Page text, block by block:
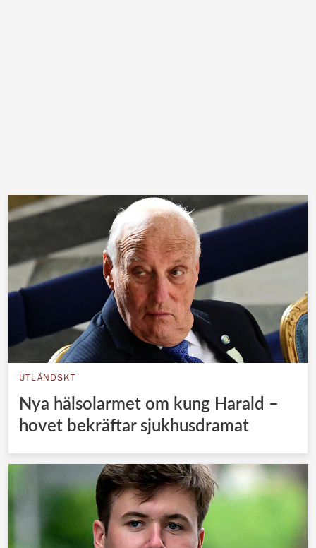
UTLÄNDSKT
Nya hälsolarmet om kung Harald –
hovet bekräftar sjukhusdramat